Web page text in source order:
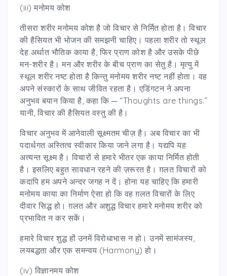
(iii) मनोमय कोश
तीसरा शरीर मनोमय कोश है जो विचार से निर्मित होता है। विचार
की हैसियत भी भोजन की समझनी चाहिए। पहला शरीर तो स्थूल
देह अर्थात भौतिक काया है, फिर प्राण कोश है और उसके पीछे
मन-शरीर है। मन और शरीर के बीच प्राण का सेतु है। मृत्यु में
स्थूल शरीर नष्ट होता है किन्तु मनोमय शरीर नष्ट नहीं होता। वह
अपने संस्कारों के साथ जीवित रहता है। एडिंगटन ने अपना
अनुभव बयान किया है, कहा कि ─ “Thoughts are things.”
यानी, विचार की हैसियत वस्तु की है।
विचार अनुभव में आनेवाली सूक्ष्मतम चीज़ है। अब विचार का भी
पदार्थगत अस्तित्व स्वीकार किया जाने लगा है। यद्यपि यह
अत्यन्त सूक्ष्म है। विचारों से हमारे भीतर एक काया निर्मित होती
है। इसलिए बहुत सावधान रहने की ज़रूरत है। ग़लत विचारों को
कदापि हम अपने अन्दर जगह न दें। होना यह चाहिए कि हमारी
मनोमय काया का निर्माण ऐसा हो कि वह ग़लत विचारों के लिए
दीवार सिद्ध हो। ग़लत और अशुद्ध विचार हमारे मनोमय शरीर को
प्रभावित न कर सकें।
हमारे विचार शुद्ध हों उनमें विरोधाभास न हो। उनमें सामंजस्य,
लयबद्धता और एक समन्वय (Harmony) हो।
(iv) विज्ञानमय कोश